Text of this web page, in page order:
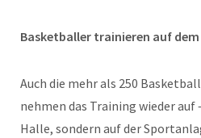
Basketballer trainieren auf
Auch die mehr als 250
nehmen das Training wieder
Halle, sondern auf der